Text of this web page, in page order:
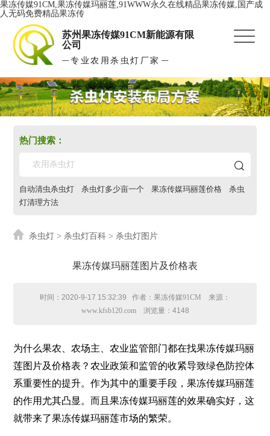
果冻传媒91CM,果冻传媒玛丽莲,91WWW永久在线精品果冻传媒,国产成
人无码免费精品果冻传
苏州果冻传媒91CM新能源有限
公司
专业农用杀虫灯厂家
热门搜索：
自动清虫杀虫灯 杀虫灯多少亩一个 果冻传媒玛丽莲价格
杀虫
灯清理方法
杀虫灯 >杀虫灯百科 > 杀虫灯图片
果冻传媒玛丽莲图片及价格表
时间： 2020-9-17 15:32:39 作者：果冻传媒91CM 来源：
www.kfsb120.com 浏览量： 4148
为什么果农、农场主、农业监管部门都在找果冻传媒玛丽
莲图片及价格表？农业政策和监管的收紧导致绿色防控体
系重要性的提升。作为其中的重要手段，果冻传媒玛丽莲
的作用尤其凸显。而且果冻传媒玛丽莲的效果确实好，这
就带来了果冻传媒玛丽莲市场的繁荣。